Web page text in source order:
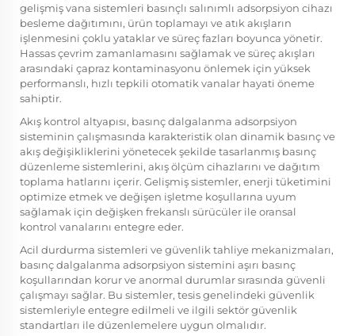
gelişmiş vana sistemleri basınçlı salınımlı adsorpsiyon cihazı
besleme dağıtımını, ürün toplamayı ve atık akışların
işlenmesini çoklu yataklar ve süreç fazları boyunca yönetir.
Hassas çevrim zamanlamasını sağlamak ve süreç akışları
arasındaki çapraz kontaminasyonu önlemek için yüksek
performanslı, hızlı tepkili otomatik vanalar hayati öneme
sahiptir.
Akış kontrol altyapısı, basınç dalgalanma adsorpsiyon
sisteminin çalışmasında karakteristik olan dinamik basınç ve
akış değişikliklerini yönetecek şekilde tasarlanmış basınç
düzenleme sistemlerini, akış ölçüm cihazlarını ve dağıtım
toplama hatlarını içerir. Gelişmiş sistemler, enerji tüketimini
optimize etmek ve değişen işletme koşullarına uyum
sağlamak için değişken frekanslı sürücüler ile oransal
kontrol vanalarını entegre eder.
Acil durdurma sistemleri ve güvenlik tahliye mekanizmaları,
basınç dalgalanma adsorpsiyon sistemini aşırı basınç
koşullarından korur ve anormal durumlar sırasında güvenli
çalışmayı sağlar. Bu sistemler, tesis genelindeki güvenlik
sistemleriyle entegre edilmeli ve ilgili sektör güvenlik
standartları ile düzenlemelere uygun olmalıdır.